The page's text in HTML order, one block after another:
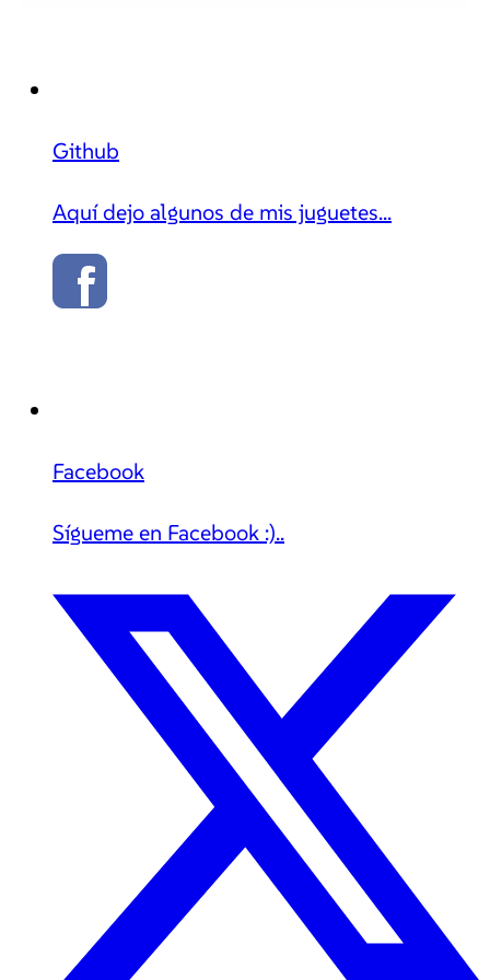
Github
Aquí dejo algunos de mis juguetes...
Facebook
Sígueme en Facebook :)..